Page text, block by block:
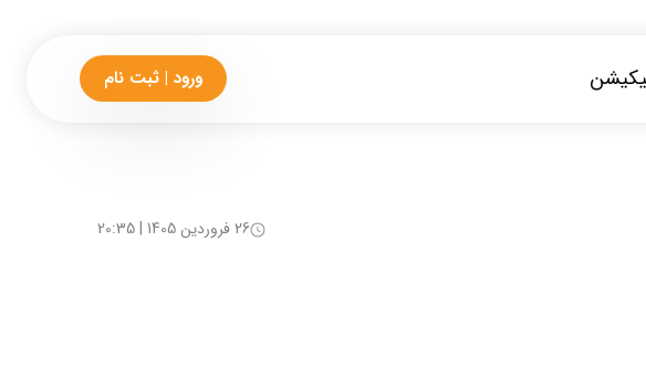
ورود | ثبت نام
26 فروردین 1405 | 20:35